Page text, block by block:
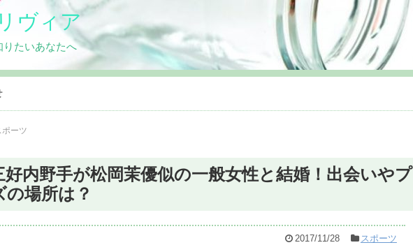
ヴィア
たいあなたへ
ポーツ
好内野手が松岡茉優似の一般女性と結婚！出会いやプ
の場所は？
2017/11/28 スポーツ